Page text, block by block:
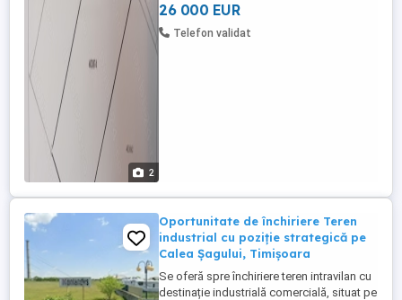
2
26 000 EUR
Telefon validat
Oportunitate de închiriere Teren
industrial cu poziție strategică pe
Calea Șagului, Timișoara
Se oferă spre închiriere teren intravilan cu
destinație industrială comercială, situat pe